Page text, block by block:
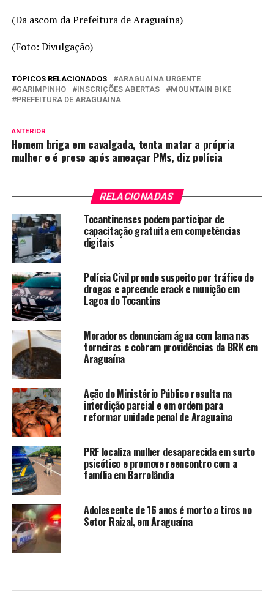
(Da ascom da Prefeitura de Araguaína)
(Foto: Divulgação)
TÓPICOS RELACIONADOS
ARAGUAÍNA URGENTE
GARIMPINHO
INSCRIÇÕES ABERTAS
MOUNTAIN BIKE
PREFEITURA DE ARAGUAINA
ANTERIOR
Homem briga em cavalgada, tenta matar a própria
mulher e é preso após ameaçar PMs, diz polícia
RELACIONADAS
Tocantinenses podem participar de
capacitação gratuita em competências
digitais
Polícia Civil prende suspeito por tráfico de
drogas e apreende crack e munição em
Lagoa do Tocantins
Moradores denunciam água com lama nas
torneiras e cobram providências da BRK em
Araguaína
Ação do Ministério Público resulta na
interdição parcial e em ordem para
reformar unidade penal de Araguaína
PRF localiza mulher desaparecida em surto
psicótico e promove reencontro com a
família em Barrolândia
Adolescente de 16 anos é morto a tiros no
Setor Raizal, em Araguaína